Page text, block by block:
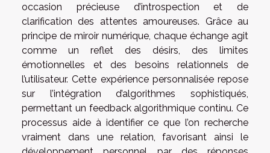
occasion précieuse d’introspection et de
clarification des attentes amoureuses. Grâce au
principe de miroir numérique, chaque échange agit
comme un reflet des désirs, des limites
émotionnelles et des besoins relationnels de
l’utilisateur. Cette expérience personnalisée repose
sur l’intégration d’algorithmes sophistiqués,
permettant un feedback algorithmique continu. Ce
processus aide à identifier ce que l’on recherche
vraiment dans une relation, favorisant ainsi le